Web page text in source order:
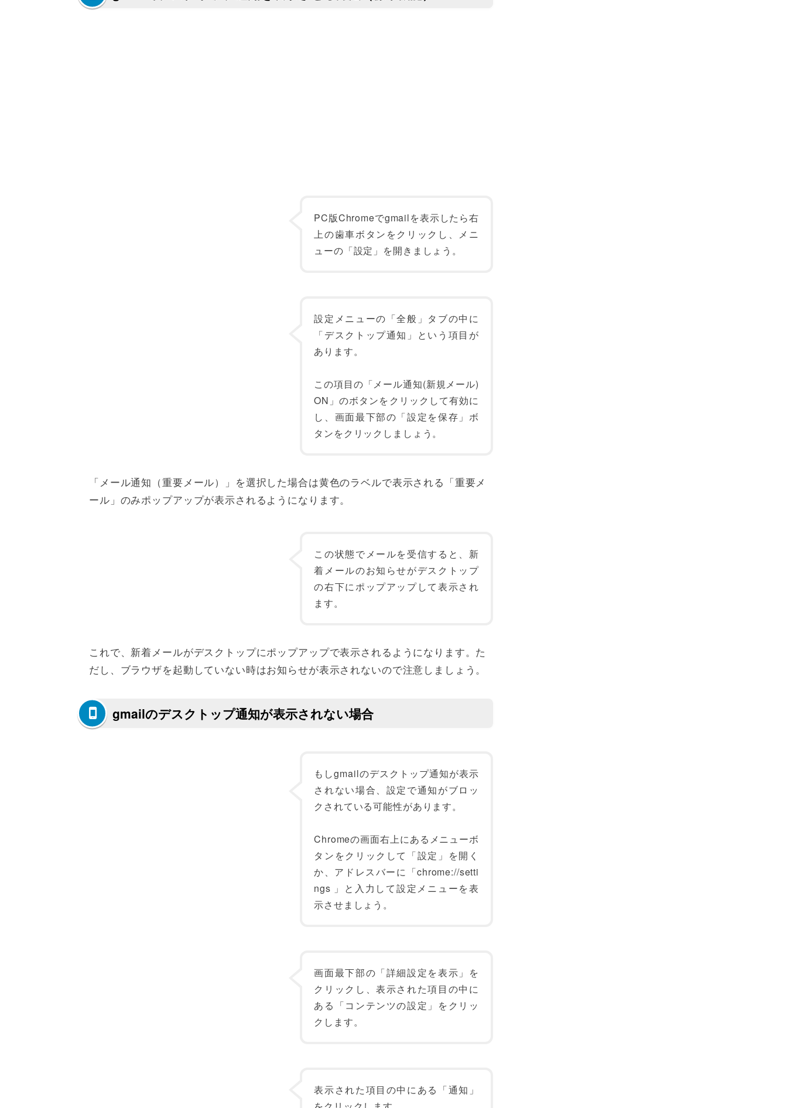
PC版Chromeでgmailを表示したら右
上の歯車ボタンをクリックし、メニ
ューの「設定」を開きましょう。
設定メニューの「全般」タブの中に
「デスクトップ通知」という項目が
あります。
この項目の「メール通知(新規メール)
ON」のボタンをクリックして有効に
し、画面最下部の「設定を保存」ボ
タンをクリックしましょう。
「メール通知（重要メール）」を選択した場合は黄色のラベルで表示される「重要メ
ール」のみポップアップが表示されるようになります。
この状態でメールを受信すると、新
着メールのお知らせがデスクトップ
の右下にポップアップして表示され
ます。
これで、新着メールがデスクトップにポップアップで表示されるようになります。た
だし、ブラウザを起動していない時はお知らせが表示されないので注意しましょう。
gmailのデスクトップ通知が表示されない場合
もしgmailのデスクトップ通知が表示
されない場合、設定で通知がブロッ
クされている可能性があります。
Chromeの画面右上にあるメニューボ
タンをクリックして「設定」を開く
か、アドレスバーに「chrome://setti
ngs 」と入力して設定メニューを表
示させましょう。
画面最下部の「詳細設定を表示」を
クリックし、表示された項目の中に
ある「コンテンツの設定」をクリッ
クします。
表示された項目の中にある「通知」